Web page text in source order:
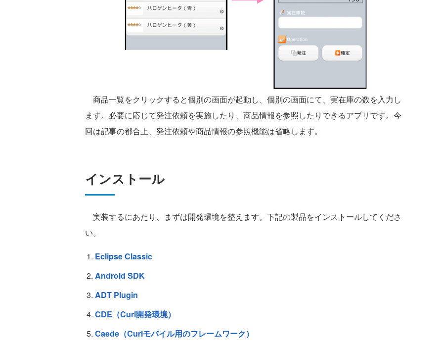
商品一覧をクリックすると個別の画面が起動し、個別の画面にて、実在庫の数を入力し
ます。必要に応じて発注依頼を実施したり、商品情報を参照したりできるアプリです。今
回は記事の都合上、発注依頼や商品情報の参照機能は省略します。
インストール
実装するにあたり、まずは開発環境を整えます。下記の製品をインストールしてくださ
い。
Eclipse Classic
Android SDK
ADT Plugin
CDE（Curl開発環境）
Caede（Curlモバイル用のフレームワーク）